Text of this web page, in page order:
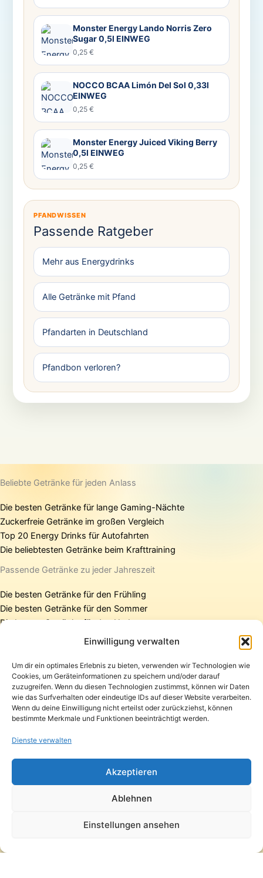
Einwilligung verwalten
Um dir ein optimales Erlebnis zu bieten, verwenden wir Technologien wie
Cookies, um Geräteinformationen zu speichern und/oder darauf
zuzugreifen. Wenn du diesen Technologien zustimmst, können wir Daten
wie das Surfverhalten oder eindeutige IDs auf dieser Website verarbeiten.
Wenn du deine Einwilligung nicht erteilst oder zurückziehst, können
bestimmte Merkmale und Funktionen beeinträchtigt werden.
Dienste verwalten
Akzeptieren
Ablehnen
Einstellungen ansehen
Monster Energy Lando Norris Zero
Sugar 0,5l EINWEG
0,25 €
NOCCO BCAA Limón Del Sol 0,33l
EINWEG
0,25 €
Monster Energy Juiced Viking Berry
0,5l EINWEG
0,25 €
PFANDWISSEN
Passende Ratgeber
Mehr aus Energydrinks
Alle Getränke mit Pfand
Pfandarten in Deutschland
Pfandbon verloren?
Beliebte Getränke für jeden Anlass
Die besten Getränke für lange Gaming-Nächte
Zuckerfreie Getränke im großen Vergleich
Top 20 Energy Drinks für Autofahrten
Die beliebtesten Getränke beim Krafttraining
Passende Getränke zu jeder Jahreszeit
Die besten Getränke für den Frühling
Die besten Getränke für den Sommer
Die besten Getränke für den Herbst
Die besten Getränke für den Winter
Startseite
Presse
Kontakt / Support
Datenschutzerklärung
Copyright © 2026 Pfandpirat | Präsentiert vonZimmermanns
Internet & PR-Beratung
Instagram